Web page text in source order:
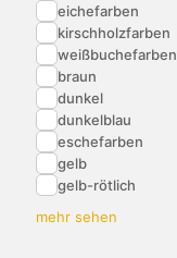
eichefarben
kirschholzfarben
weißbuchefarben
braun
dunkel
dunkelblau
eschefarben
gelb
gelb-rötlich
mehr sehen